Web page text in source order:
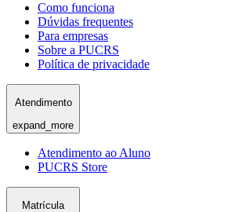
Como funciona
Dúvidas frequentes
Para empresas
Sobre a PUCRS
Política de privacidade
Atendimento
expand_more
Atendimento ao Aluno
PUCRS Store
Matrícula